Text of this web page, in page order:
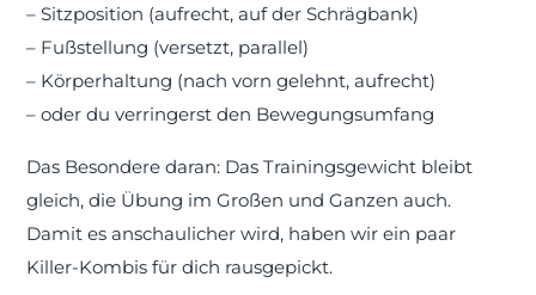
– Sitzposition (aufrecht, auf der Schrägbank)
– Fußstellung (versetzt, parallel)
– Körperhaltung (nach vorn gelehnt, aufrecht)
– oder du verringerst den Bewegungsumfang
Das Besondere daran: Das Trainingsgewicht bleibt
gleich, die Übung im Großen und Ganzen auch.
Damit es anschaulicher wird, haben wir ein paar
Killer-Kombis für dich rausgepickt.